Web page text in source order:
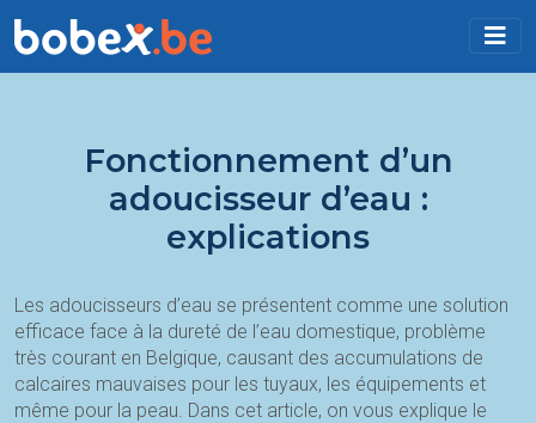
Fonctionnement d’un
adoucisseur d’eau :
explications
Les adoucisseurs d’eau se présentent comme une solution
efficace face à la dureté de l’eau domestique, problème
très courant en Belgique, causant des accumulations de
calcaires mauvaises pour les tuyaux, les équipements et
même pour la peau. Dans cet article, on vous explique le